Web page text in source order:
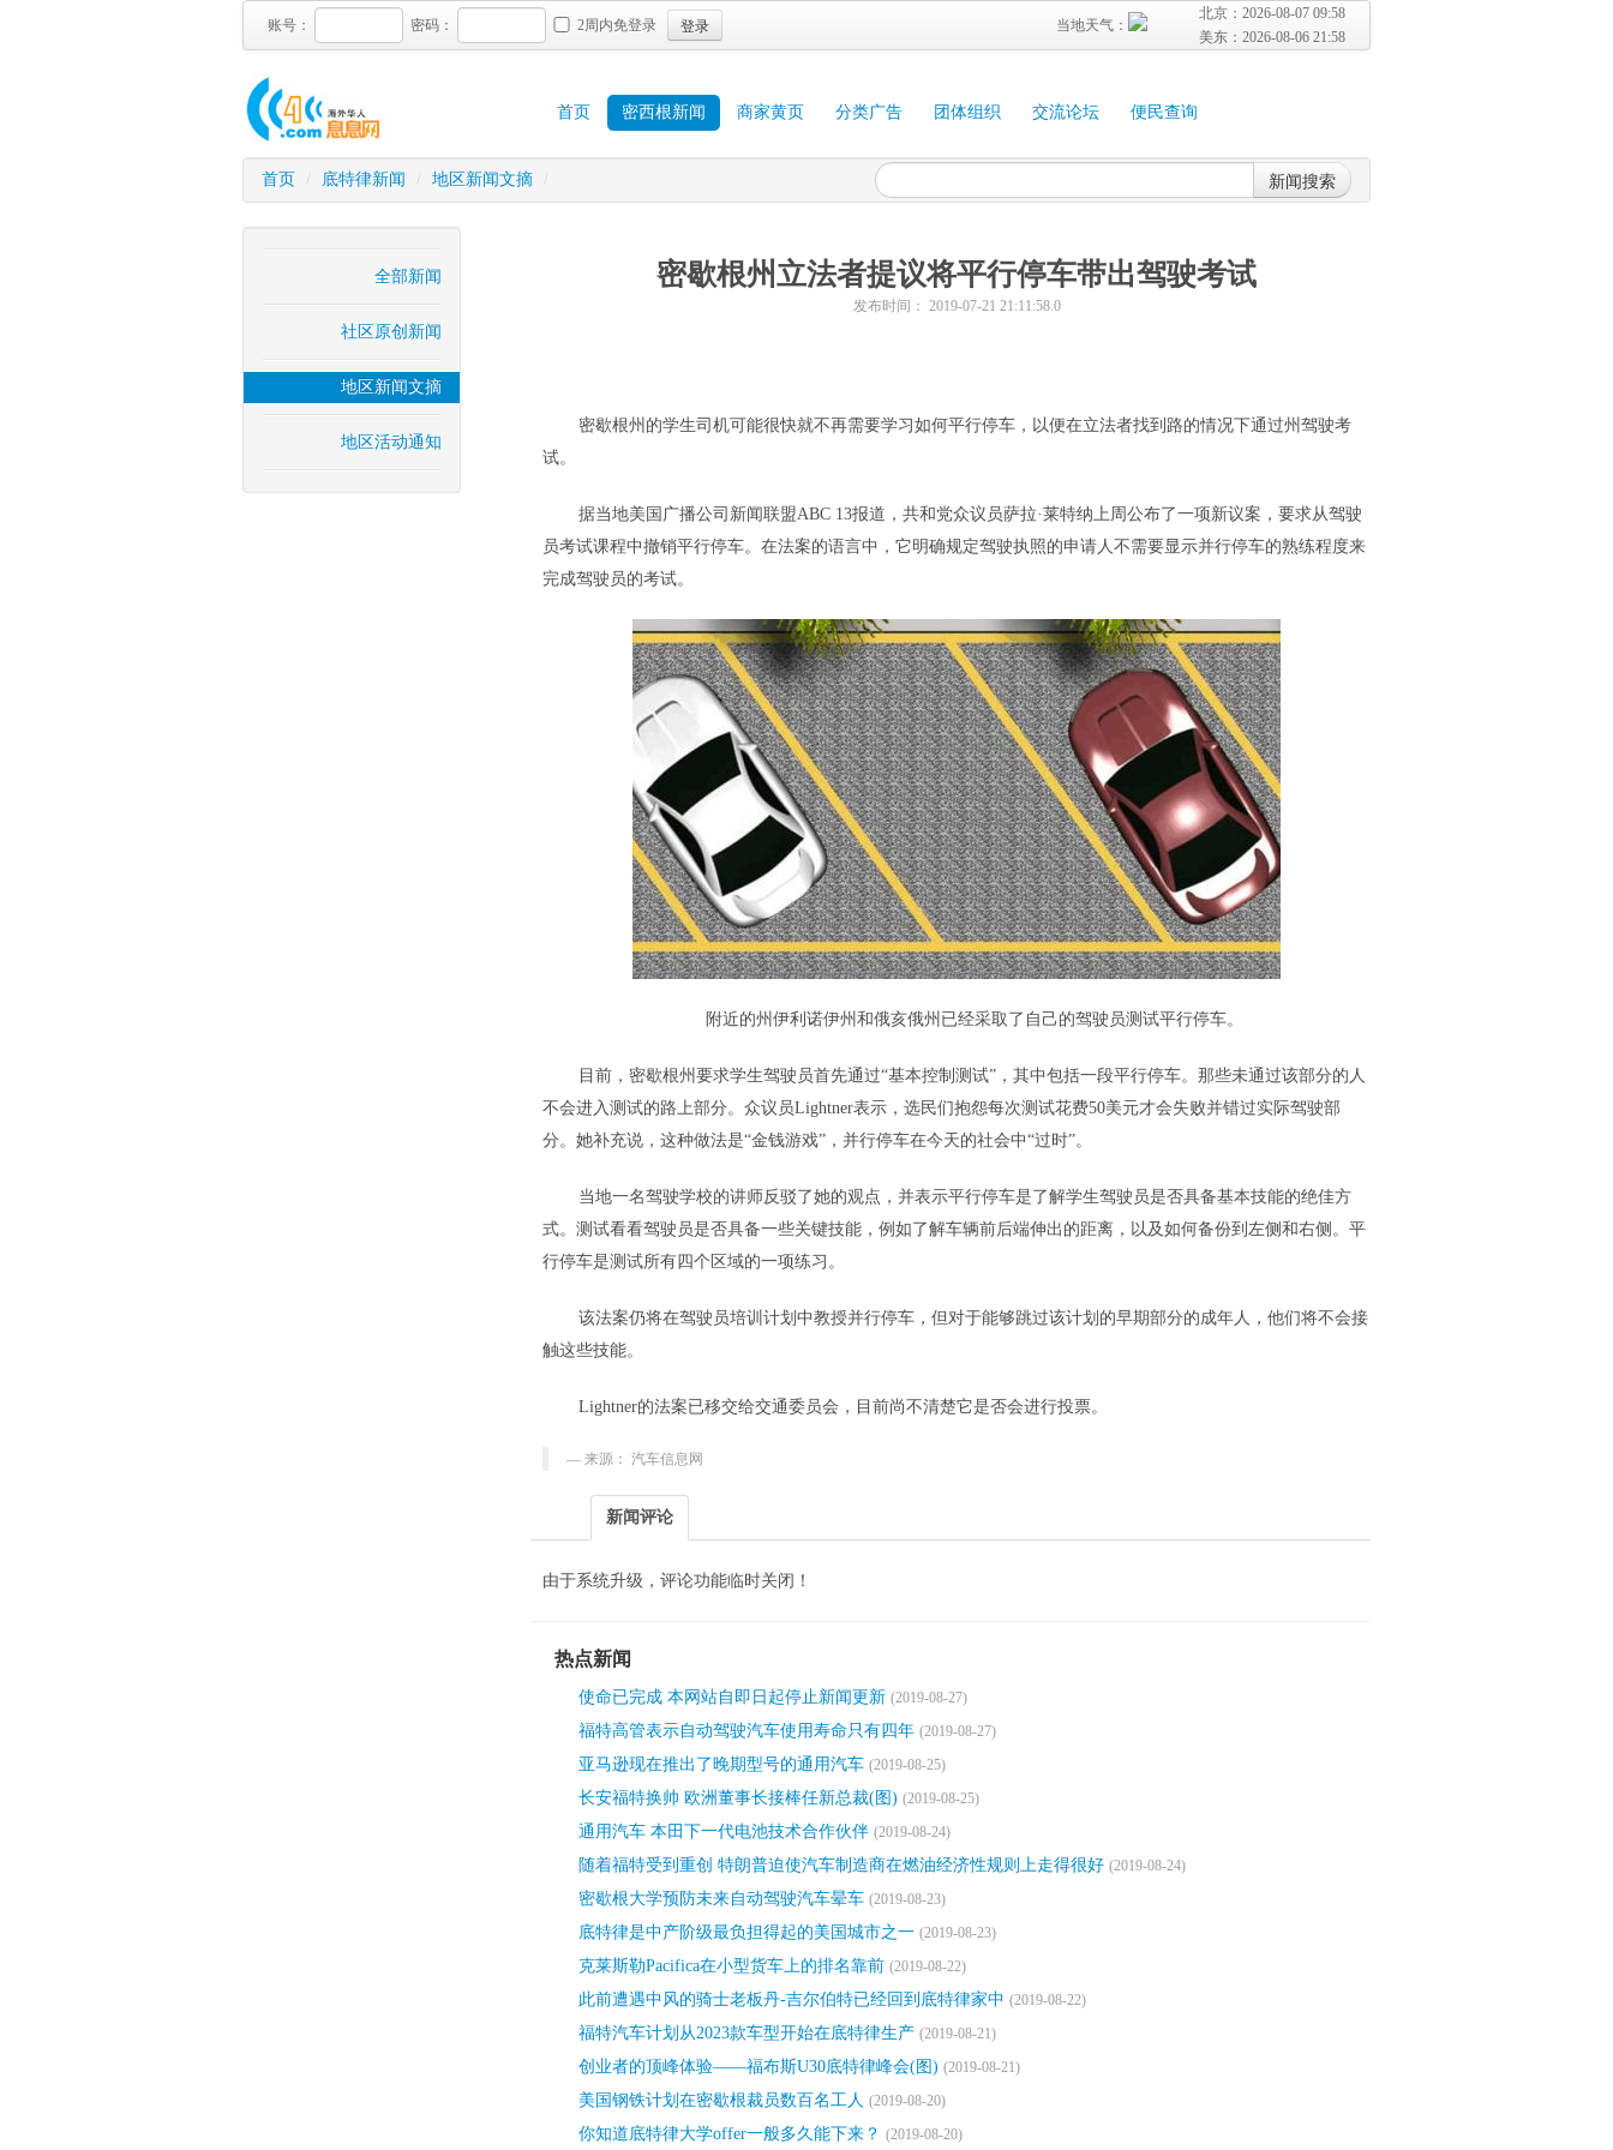
账号： 密码： 2周内免登录 登录
北京： 2026-08-07 09:58
美东： 2026-08-06 21:58
当地天气：
首页 密西根新闻 商家黄页 分类广告 团体组织 交流论坛 便民查询
首页 / 底特律新闻 / 地区新闻文摘 / 新闻搜索
全部新闻
社区原创新闻
地区新闻文摘
地区活动通知
密歇根州立法者提议将平行停车带出驾驶考试
发布时间： 2019-07-21 21:11:58.0
密歇根州的学生司机可能很快就不再需要学习如何平行停车，以便在立法者找到路的情况下通过州驾驶考
试。
据当地美国广播公司新闻联盟ABC 13报道，共和党众议员萨拉·莱特纳上周公布了一项新议案，要求从驾驶
员考试课程中撤销平行停车。在法案的语言中，它明确规定驾驶执照的申请人不需要显示并行停车的熟练程度来
完成驾驶员的考试。
附近的州伊利诺伊州和俄亥俄州已经采取了自己的驾驶员测试平行停车。
目前，密歇根州要求学生驾驶员首先通过“基本控制测试”，其中包括一段平行停车。那些未通过该部分的人
不会进入测试的路上部分。众议员Lightner表示，选民们抱怨每次测试花费50美元才会失败并错过实际驾驶部
分。她补充说，这种做法是“金钱游戏”，并行停车在今天的社会中“过时”。
当地一名驾驶学校的讲师反驳了她的观点，并表示平行停车是了解学生驾驶员是否具备基本技能的绝佳方
式。测试看看驾驶员是否具备一些关键技能，例如了解车辆前后端伸出的距离，以及如何备份到左侧和右侧。平
行停车是测试所有四个区域的一项练习。
该法案仍将在驾驶员培训计划中教授并行停车，但对于能够跳过该计划的早期部分的成年人，他们将不会接
触这些技能。
Lightner的法案已移交给交通委员会，目前尚不清楚它是否会进行投票。
来源： 汽车信息网
新闻评论
由于系统升级，评论功能临时关闭！
热点新闻
使命已完成 本网站自即日起停止新闻更新 (2019-08-27)
福特高管表示自动驾驶汽车使用寿命只有四年 (2019-08-27)
亚马逊现在推出了晚期型号的通用汽车 (2019-08-25)
长安福特换帅 欧洲董事长接棒任新总裁(图) (2019-08-25)
通用汽车 本田下一代电池技术合作伙伴 (2019-08-24)
随着福特受到重创 特朗普迫使汽车制造商在燃油经济性规则上走得很好 (2019-08-24)
密歇根大学预防未来自动驾驶汽车晕车 (2019-08-23)
底特律是中产阶级最负担得起的美国城市之一 (2019-08-23)
克莱斯勒Pacifica在小型货车上的排名靠前 (2019-08-22)
此前遭遇中风的骑士老板丹-吉尔伯特已经回到底特律家中 (2019-08-22)
福特汽车计划从2023款车型开始在底特律生产 (2019-08-21)
创业者的顶峰体验——福布斯U30底特律峰会(图) (2019-08-21)
美国钢铁计划在密歇根裁员数百名工人 (2019-08-20)
你知道底特律大学offer一般多久能下来？ (2019-08-20)